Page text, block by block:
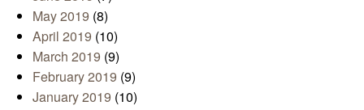
May 2019 (8)
April 2019 (10)
March 2019 (9)
February 2019 (9)
January 2019 (10)